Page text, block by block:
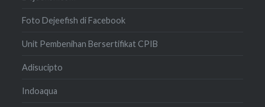
Foto Dejeefish di Facebook
Unit Pembenihan Bersertifikat CPIB
Adisucipto
Indoaqua